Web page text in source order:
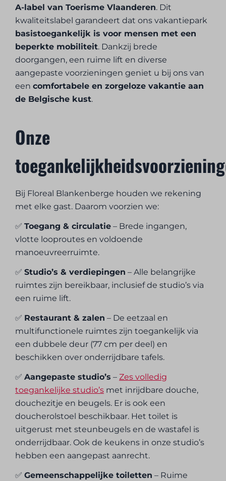
A-label van Toerisme Vlaanderen. Dit
kwaliteitslabel garandeert dat ons vakantiepark
basistoegankelijk is voor mensen met een
beperkte mobiliteit. Dankzij brede
doorgangen, een ruime lift en diverse
aangepaste voorzieningen geniet u bij ons van
eencomfortabele en zorgeloze vakantie aan
de Belgische kust.
Onze
Bij Floreal Blankenberge houden we rekening
met elke gast. Daarom voorzien we:
✅Toegang & circulatie – Brede ingangen,
vlotte looproutes en voldoende
manoeuvreerruimte.
✅Studio’s & verdiepingen – Alle belangrijke
ruimtes zijn bereikbaar, inclusief de studio’s via
een ruime lift.
✅ Restaurant & zalen – De eetzaal en
multifunctionele ruimtes zijn toegankelijk via
een dubbele deur (77 cm per deel) en
beschikken over onderrijdbare tafels.
✅Aangepaste studio’s –Zes volledig
toegankelijke studio’s met inrijdbare douche,
douchezitje en beugels. Er is ook een
doucherolstoel beschikbaar. Het toilet is
uitgerust met steunbeugels en de wastafel is
onderrijdbaar. Ook de keukens in onze studio’s
hebben een aangepast aanrecht.
✅Gemeenschappelijke toiletten – Ruime